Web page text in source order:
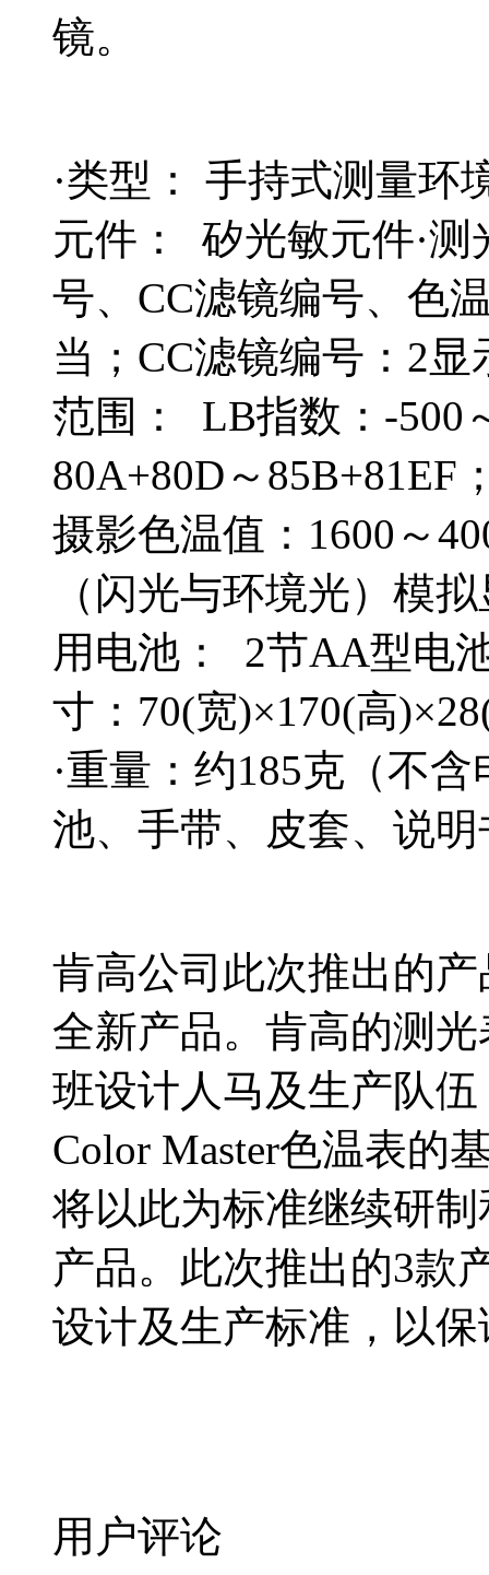
镜。
·类型： 手持式测量环
元件： 矽光敏元件·
号、CC滤镜编号、色
当；CC滤镜编号：2
范围： LB指数：-500
80A+80D～85B+81EF
摄影色温值：1600～
（闪光与环境光）模
用电池： 2节AA型电
寸：70(宽)×170(高
·重量：约185克 （不
池、手带、皮套、说明
肯高公司此次推出的
全新产品。肯高的测
班设计人马及生产队伍
Color Master色温表的
将以此为标准继续研
产品。此次推出的3款
设计及生产标准，以
用户评论